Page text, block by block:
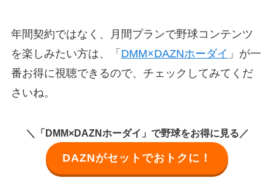
年間契約ではなく、月間プランで野球コンテンツ
を楽しみたい方は、「 DMM×DAZNホーダイ 」が一
番お得に視聴できるので、チェックしてみてくだ
さいね。
＼「DMM×DAZNホーダイ」で野球をお得に見る／
DAZNがセットでおトクに！